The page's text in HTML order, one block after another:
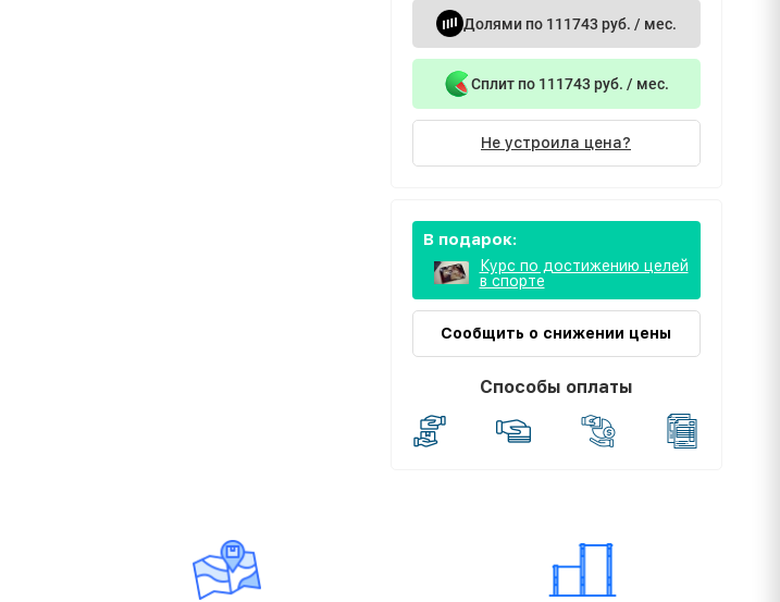
Долями по 111743 руб. / мес.
Сплит по 111743 руб. / мес.
Не устроила цена?
В подарок:
Курс по достижению целей
в спорте
Сообщить о снижении цены
Способы оплаты